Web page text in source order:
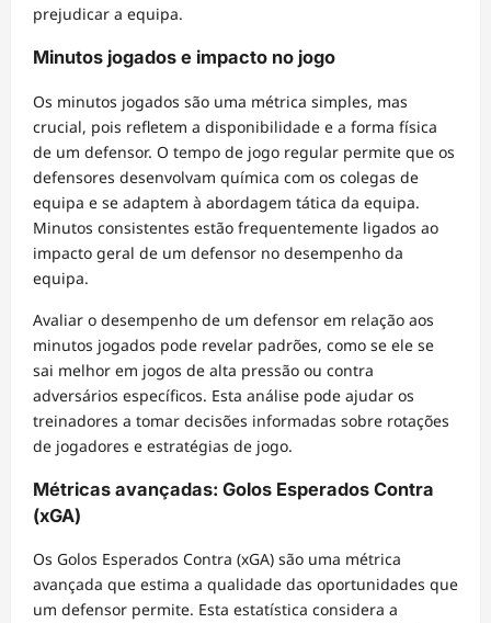
prejudicar a equipa.
Minutos jogados e impacto no jogo
Os minutos jogados são uma métrica simples, mas
crucial, pois refletem a disponibilidade e a forma física
de um defensor. O tempo de jogo regular permite que os
defensores desenvolvam química com os colegas de
equipa e se adaptem à abordagem tática da equipa.
Minutos consistentes estão frequentemente ligados ao
impacto geral de um defensor no desempenho da
equipa.
Avaliar o desempenho de um defensor em relação aos
minutos jogados pode revelar padrões, como se ele se
sai melhor em jogos de alta pressão ou contra
adversários específicos. Esta análise pode ajudar os
treinadores a tomar decisões informadas sobre rotações
de jogadores e estratégias de jogo.
Métricas avançadas: Golos Esperados Contra
(xGA)
Os Golos Esperados Contra (xGA) são uma métrica
avançada que estima a qualidade das oportunidades que
um defensor permite. Esta estatística considera a